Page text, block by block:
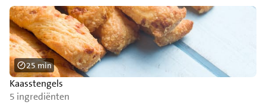
Kaasstengels
5 ingrediënten
25 min